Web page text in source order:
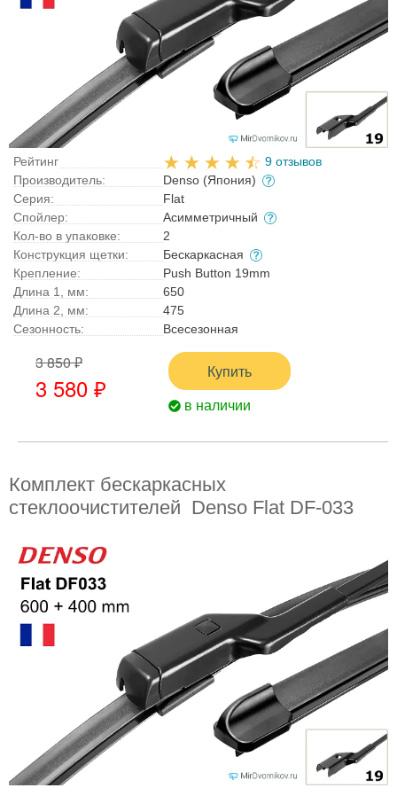
Рейтинг
9 отзывов
Производитель:
Denso (Япония)
Серия:
Flat
Спойлер:
Асимметричный
Кол-во в упаковке:
2
Конструкция щетки:
Бескаркасная
Крепление:
Push Button 19mm
Длина 1, мм:
650
Длина 2, мм:
475
Сезонность:
Всесезонная
3 850 ₽
3 580 ₽
Купить
в наличии
Комплект бескаркасных
стеклоочистителей Denso Flat DF-033